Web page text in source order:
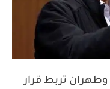
تربط قرار